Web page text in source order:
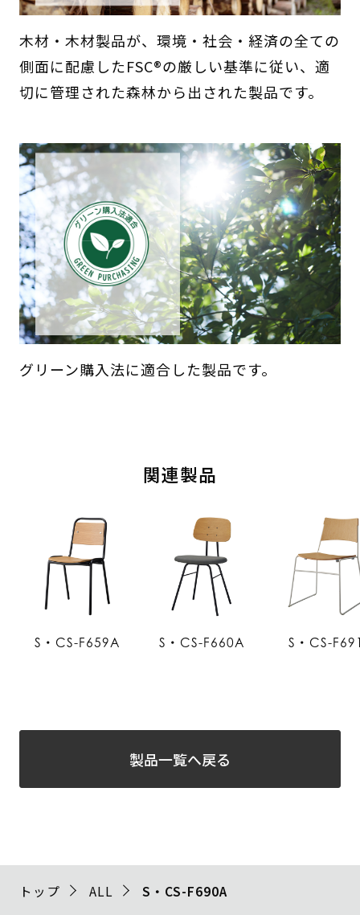
木材・木材製品が、環境・社会・経済の全ての
側面に配慮したFSC®の厳しい基準に従い、適
切に管理された森林から出された製品です。
グリーン購入法に適合した製品です。
関連製品
S・CS-F659A S・CS-F660A S・CS-
製品一覧へ戻る
トップ ALL S・CS-F690A